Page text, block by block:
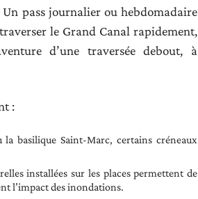
pass journalier ou hebdomadaire
le Grand Canal rapidement,
d’une traversée debout, à
:
la basilique Saint-Marc, certains créneaux
installées sur les places permettent de
l’impact des inondations.